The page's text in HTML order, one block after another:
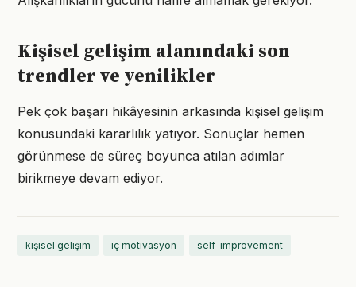
Kişisel gelişim alanındaki son
trendler ve yenilikler
Pek çok başarı hikâyesinin arkasında kişisel gelişim
konusundaki kararlılık yatıyor. Sonuçlar hemen
görünmese de süreç boyunca atılan adımlar
birikmeye devam ediyor.
kişisel gelişim iç motivasyon self-improvement